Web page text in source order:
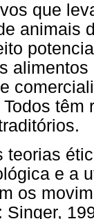
que
animais
teorias
e a
os
Singer,